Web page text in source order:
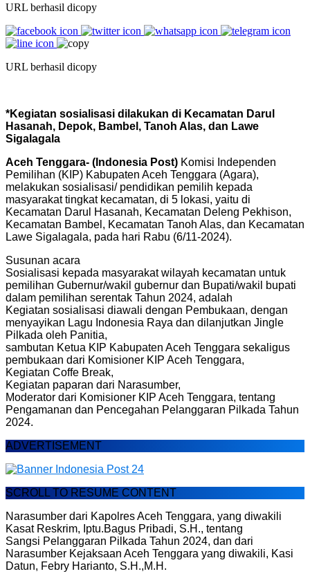
URL berhasil dicopy
URL berhasil dicopy
*Kegiatan sosialisasi dilakukan di Kecamatan Darul
Hasanah, Depok, Bambel, Tanoh Alas, dan Lawe
Sigalagala
Aceh Tenggara- (Indonesia Post) Komisi Independen
Pemilihan (KIP) Kabupaten Aceh Tenggara (Agara),
melakukan sosialisasi/ pendidikan pemilih kepada
masyarakat tingkat kecamatan, di 5 lokasi, yaitu di
Kecamatan Darul Hasanah, Kecamatan Deleng Pekhison,
Kecamatan Bambel, Kecamatan Tanoh Alas, dan Kecamatan
Lawe Sigalagala, pada hari Rabu (6/11-2024).
Susunan acara
Sosialisasi kepada masyarakat wilayah kecamatan untuk
pemilihan Gubernur/wakil gubernur dan Bupati/wakil bupati
dalam pemilihan serentak Tahun 2024, adalah
Kegiatan sosialisasi diawali dengan Pembukaan, dengan
menyayikan Lagu Indonesia Raya dan dilanjutkan Jingle
Pilkada oleh Panitia,
sambutan Ketua KIP Kabupaten Aceh Tenggara sekaligus
pembukaan dari Komisioner KIP Aceh Tenggara,
Kegiatan Coffe Break,
Kegiatan paparan dari Narasumber,
Moderator dari Komisioner KIP Aceh Tenggara, tentang
Pengamanan dan Pencegahan Pelanggaran Pilkada Tahun
2024.
ADVERTISEMENT
SCROLL TO RESUME CONTENT
Narasumber dari Kapolres Aceh Tenggara, yang diwakili
Kasat Reskrim, Iptu.Bagus Pribadi, S.H., tentang
Sangsi Pelanggaran Pilkada Tahun 2024, dan dari
Narasumber Kejaksaan Aceh Tenggara yang diwakili, Kasi
Datun, Febry Harianto, S.H.,M.H.